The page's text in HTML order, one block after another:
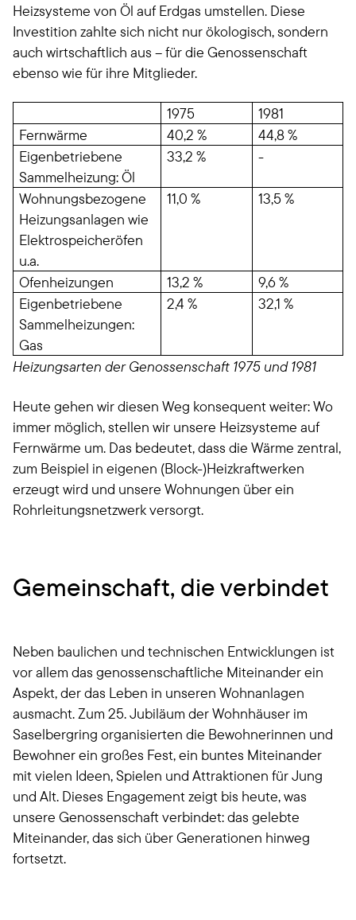
Heizsysteme von Öl auf Erdgas umstellen. Diese
Investition zahlte sich nicht nur ökologisch, sondern
auch wirtschaftlich aus – für die Genossenschaft
ebenso wie für ihre Mitglieder.
1975
1981
Fernwärme
40,2 %
44,8 %
Eigenbetriebene
Sammelheizung: Öl
33,2 % -
Wohnungsbezogene
Heizungsanlagen wie
Elektrospeicheröfen
u.a.
11,0 % 13,5 %
Ofenheizungen 13,2 %
9,6 %
Eigenbetriebene
Sammelheizungen:
Gas
2,4 % 32,1 %
Heizungsarten der Genossenschaft 1975 und 1981
Heute gehen wir diesen Weg konsequent weiter: Wo
immer möglich, stellen wir unsere Heizsysteme auf
Fernwärme um. Das bedeutet, dass die Wärme zentral,
zum Beispiel in eigenen (Block-)Heizkraftwerken
erzeugt wird und unsere Wohnungen über ein
Rohrleitungsnetzwerk versorgt.
Gemeinschaft, die verbindet
Neben baulichen und technischen Entwicklungen ist
vor allem das genossenschaftliche Miteinander ein
Aspekt, der das Leben in unseren Wohnanlagen
ausmacht. Zum 25. Jubiläum der Wohnhäuser im
Saselbergring organisierten die Bewohnerinnen und
Bewohner ein großes Fest, ein buntes Miteinander
mit vielen Ideen, Spielen und Attraktionen für Jung
und Alt. Dieses Engagement zeigt bis heute, was
unsere Genossenschaft verbindet: das gelebte
Miteinander, das sich über Generationen hinweg
fortsetzt.